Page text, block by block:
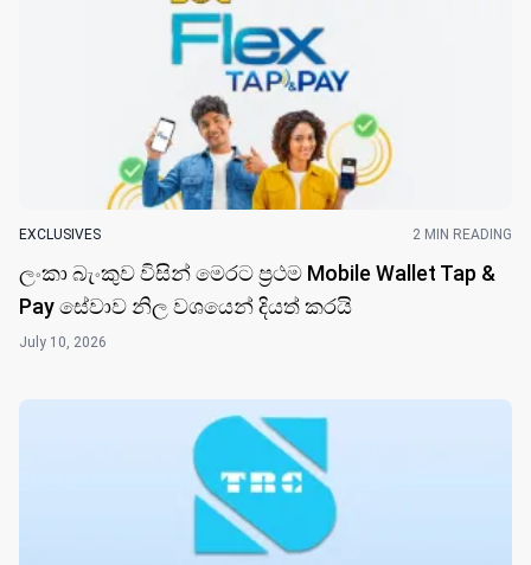
EXCLUSIVES 2 MIN READING
ලංකා බැංකුව විසි​න් මෙරට ප්‍රථම Mobile Wallet Tap &
Pay සේවාව නිල වශයෙන් දියත් කරයි
July 10, 2026